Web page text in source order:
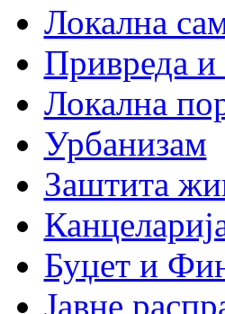
Локална
Привреда и
Локална
Урбанизам
Заштита
Буџет и
Јавне